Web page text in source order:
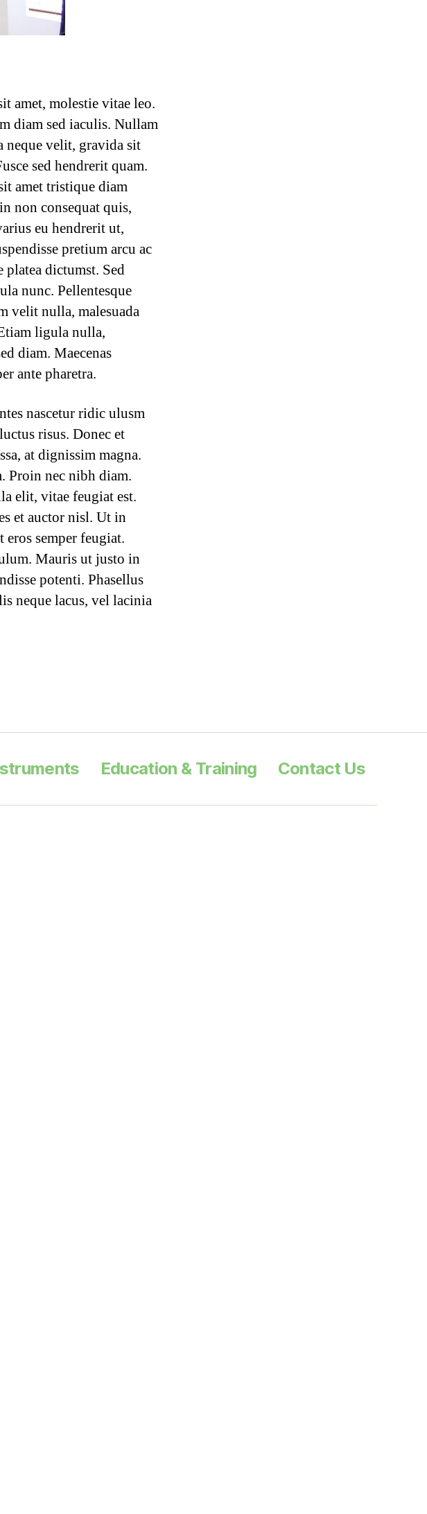
amet, molestie vitae leo.
diam sed iaculis. Nullam
neque velit, gravida sit
sed hendrerit quam.
amet tristique diam
non consequat quis,
eu hendrerit ut,
pretium arcu ac
dictumst. Sed
nunc. Pellentesque
velit nulla, malesuada
ligula nulla,
diam. Maecenas
ante pharetra.
nascetur ridic ulusm
risus. Donec et
at dignissim magna.
Proin nec nibh diam.
elit, vitae feugiat est.
et auctor nisl. Ut in
semper feugiat.
Mauris ut justo in
potenti. Phasellus
neque lacus, vel lacinia
Education & Training Contact Us